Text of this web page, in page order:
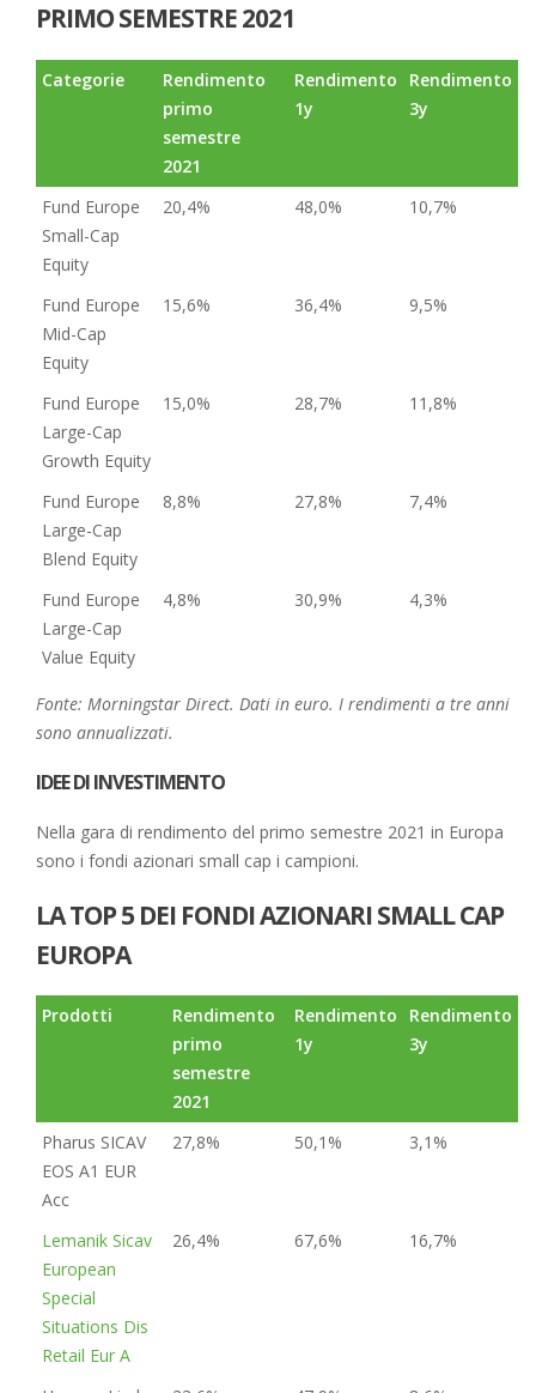
PRIMO SEMESTRE 2021
Categorie
Rendimento
primo
semestre
2021
Rendimento
1y
Rendimento
3y
Fund Europe
Small-Cap
Equity
20,4% 48,0% 10,7%
Fund Europe
Mid-Cap
Equity
15,6% 36,4% 9,5%
Fund Europe
Large-Cap
Growth Equity
15,0% 28,7% 11,8%
Fund Europe
Large-Cap
Blend Equity
8,8% 27,8% 7,4%
Fund Europe
Large-Cap
Value Equity
4,8% 30,9% 4,3%
Fonte: Morningstar Direct. Dati in euro. I rendimenti a tre anni
sono annualizzati.
IDEE DI INVESTIMENTO
Nella gara di rendimento del primo semestre 2021 in Europa
sono i fondi azionari small cap i campioni.
LA TOP 5 DEI FONDI AZIONARI SMALL CAP
EUROPA
Prodotti
Rendimento
primo
semestre
2021
Rendimento
1y
Rendimento
3y
Pharus SICAV
EOS A1 EUR
Acc
27,8% 50,1% 3,1%
Lemanik Sicav
European
Special
Situations Dis
Retail Eur A
26,4% 67,6% 16,7%